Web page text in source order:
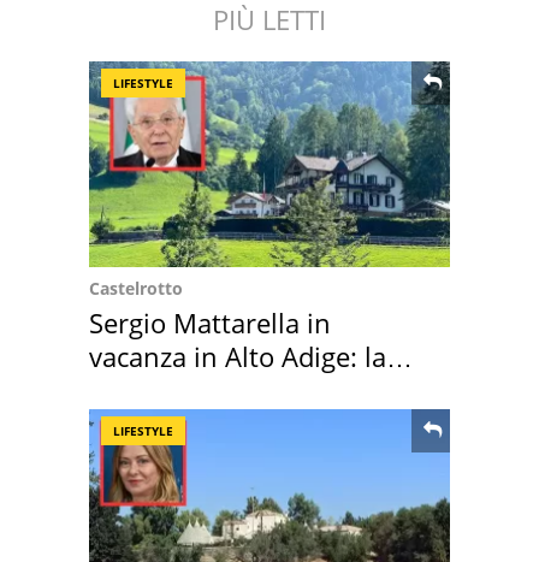
PIÙ LETTI
LIFESTYLE
Castelrotto
Sergio Mattarella in
vacanza in Alto Adige: la
LIFESTYLE